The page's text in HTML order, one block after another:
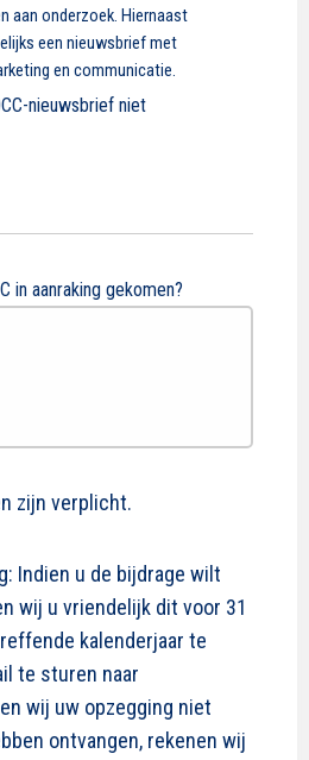
aan onderzoek. Hiernaast
een nieuwsbrief met
en communicatie.
nieuwsbrief niet
in aanraking gekomen?
zijn verplicht.
Indien u de bijdrage wilt
wij u vriendelijk dit voor 31
kalenderjaar te
te sturen naar
wij uw opzegging niet
ontvangen, rekenen wij